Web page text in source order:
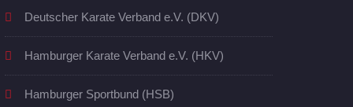
Deutscher Karate Verband e.V. (DKV)
Hamburger Karate Verband e.V. (HKV)
Hamburger Sportbund (HSB)